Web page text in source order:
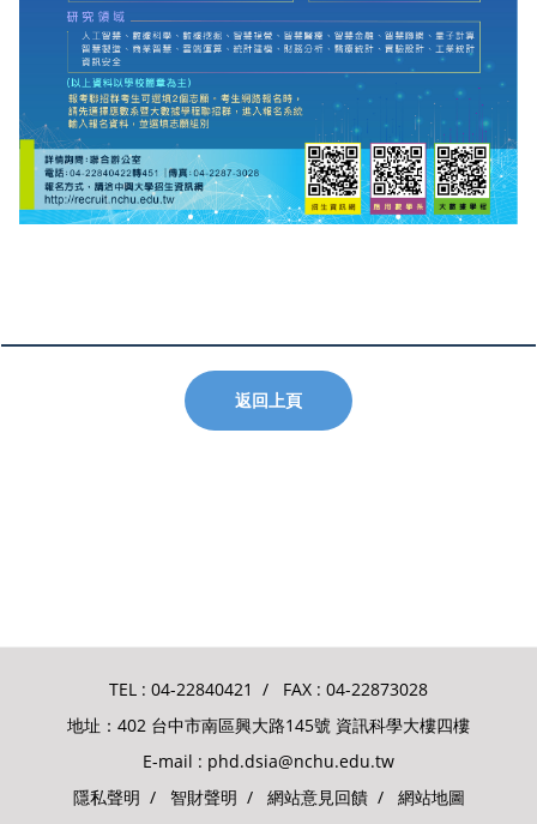
返回上頁
TEL : 04-22840421 / FAX : 04-22873028
地址：402 台中市南區興大路145號 資訊科學大樓四樓
E-mail : phd.dsia@nchu.edu.tw
隱私聲明 / 智財聲明 / 網站意見回饋/ 網站地圖